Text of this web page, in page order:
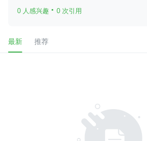
0 人感兴趣 · 0 次引用
最新 推荐